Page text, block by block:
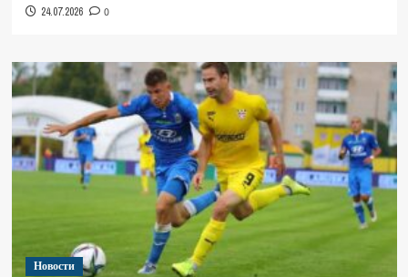
24.07.2026 0
Новости